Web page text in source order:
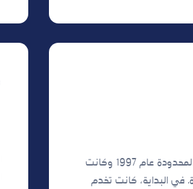
تأسست شركة البراءة للإتصالات المحدودة عام 1997 وكانت
في البداية، كانت تخدم